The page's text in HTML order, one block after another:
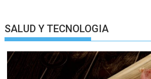
SALUD Y TECNOLOGIA